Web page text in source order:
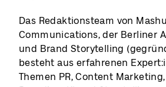
Das Redaktionsteam von
Communications, der Berliner
und Brand Storytelling
besteht aus erfahrenen
Themen PR, Content